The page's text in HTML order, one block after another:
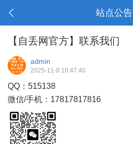
站点公告
【自丢网官方】联系我们
admin
2025-11-8 10:47:40
QQ：515138
微信/手机：17817817816